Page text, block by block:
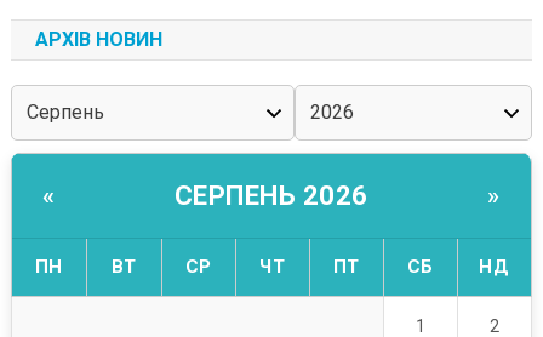
АРХІВ НОВИН
« СЕРПЕНЬ 2026 »
ПН ВТ СР ЧТ ПТ СБ НД
1 2